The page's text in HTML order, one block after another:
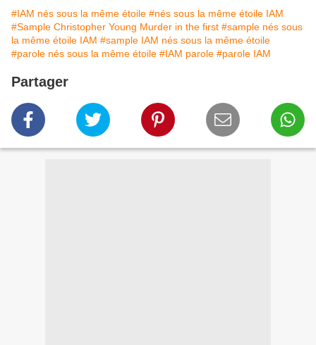
#IAM nés sous la même étoile #nés sous la même étoile IAM
#Sample Christopher Young Murder in the first #sample nés sous
la même étoile IAM #sample IAM nés sous la même étoile
#parole nés sous la même étoile #IAM parole #parole IAM
Partager